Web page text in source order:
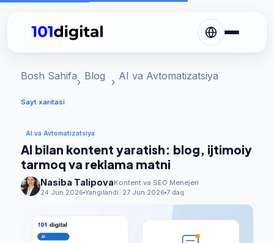
Bosh Sahifa Blog AI va Avtomatizatsiya
Sayt xaritasi
AI va Avtomatizatsiya
AI bilan kontent yaratish: blog, ijtimoiy
tarmoq va reklama matni
Nasiba TalipovaKontent va SEO Menejeri
24 Jun 2026 Yangilandi: 27 Jun 2026 7 daq.